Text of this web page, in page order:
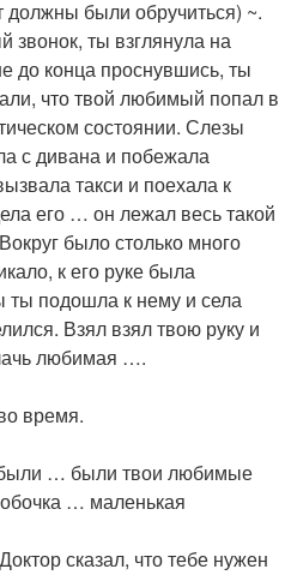
были обручиться) ~.
звонок, ты взглянула на
до конца проснувшись, ты
что твой любимый попал в
состоянии. Слезы
с дивана и побежала
такси и поехала к
его … он лежал весь такой
было столько много
к его руке была
ты подошла к нему и села
Взял взял твою руку и
любимая ….
время.
… были твои любимые
… маленькая
сказал, что тебе нужен